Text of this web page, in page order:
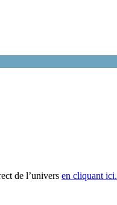
de l’univers en cliquant ici.